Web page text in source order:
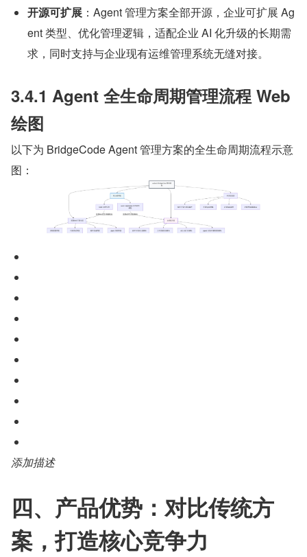
开源可扩展 ：Agent 管理方案全部开源，企业可扩展 Ag
ent 类型、优化管理逻辑，适配企业 AI 化升级的长期需
求，同时支持与企业现有运维管理系统无缝对接。
3.4.1 Agent 全生命周期管理流程 Web
绘图
以下为 BridgeCode Agent 管理方案的全生命周期流程示意
图：
添加描述
四、产品优势：对比传统方
案，打造核心竞争力